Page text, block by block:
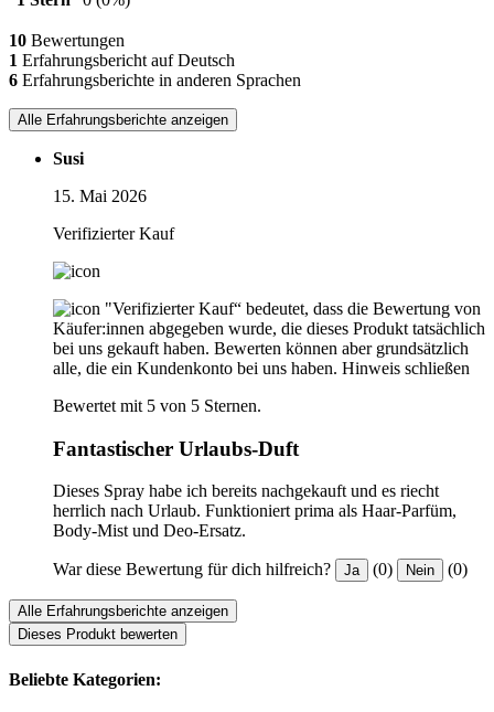
10 Bewertungen
1 Erfahrungsbericht auf Deutsch
6 Erfahrungsberichte in anderen Sprachen
Alle Erfahrungsberichte anzeigen
Susi
15. Mai 2026
Verifizierter Kauf
"Verifizierter Kauf“ bedeutet, dass die Bewertung von
Käufer:innen abgegeben wurde, die dieses Produkt tatsächlich
bei uns gekauft haben. Bewerten können aber grundsätzlich
alle, die ein Kundenkonto bei uns haben. Hinweis schließen
Bewertet mit 5 von 5 Sternen.
Fantastischer Urlaubs-Duft
Dieses Spray habe ich bereits nachgekauft und es riecht
herrlich nach Urlaub. Funktioniert prima als Haar-Parfüm,
Body-Mist und Deo-Ersatz.
War diese Bewertung für dich hilfreich? Ja (0) Nein (0)
Alle Erfahrungsberichte anzeigen
Dieses Produkt bewerten
Beliebte Kategorien: